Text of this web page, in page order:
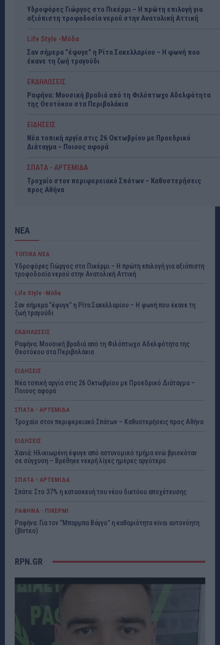
Υδροφόρες Γιώργος στο Πικέρμι – Η πρώτη επιλογή για
αξιόπιστη τροφοδοσία νερού στην Ανατολική Αττική
Life Style -Μόδα
Σαν σήμερα ”έφυγε” η Ρίτα Σακελλαρίου – Η φωνή που
έκανε τη ζωή τραγούδι
ΕΚΔΗΛΩΣΕΙΣ
Ραφήνα: Μουσική βραδιά από τη Φιλόπτωχο Αδελφότητα
της Θεοτόκου στα Περιβολάκια
ΕΙΔΗΣΕΙΣ
Νέα τοπική αργία στις 26 Οκτωβρίου με Προεδρικό
Διάταγμα – Ποιους αφορά
ΣΠΑΤΑ - ΑΡΤΕΜΙΔΑ
Τροχαίο στον περιφερειακό Σπάτων – Καθυστερήσεις
προς Αθήνα
ΝΕΑ
ΤΟΠΙΚΑ ΝΕΑ
Υδροφόρες Γιώργος στο Πικέρμι – Η πρώτη επιλογή για αξιόπιστη
τροφοδοσία νερού στην Ανατολική Αττική
Life Style -Μόδα
Σαν σήμερα ”έφυγε” η Ρίτα Σακελλαρίου – Η φωνή που έκανε τη
ζωή τραγούδι
ΕΚΔΗΛΩΣΕΙΣ
Ραφήνα: Μουσική βραδιά από τη Φιλόπτωχο Αδελφότητα της
Θεοτόκου στα Περιβολάκια
ΕΙΔΗΣΕΙΣ
Νέα τοπική αργία στις 26 Οκτωβρίου με Προεδρικό Διάταγμα –
Ποιους αφορά
ΣΠΑΤΑ - ΑΡΤΕΜΙΔΑ
Τροχαίο στον περιφερειακό Σπάτων – Καθυστερήσεις προς Αθήνα
ΕΙΔΗΣΕΙΣ
Χανιά: Ηλικιωμένη έφυγε από αστυνομικό τμήμα ενώ βρισκόταν
σε σύγχυση – Βρέθηκε νεκρή λίγες ημέρες αργότερα
ΣΠΑΤΑ - ΑΡΤΕΜΙΔΑ
Σπάτα: Στο 37% η κατασκευή του νέου δικτύου αποχέτευσης
ΡΑΦΗΝΑ - ΠΙΚΕΡΜΙ
Ραφήνα: Για τον ”Μπαρμπα Βάγγο” η καθαριότητα είναι αυτονόητη
(βίντεο)
RPN.GR